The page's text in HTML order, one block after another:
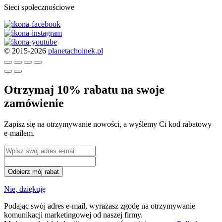
Sieci społecznościowe
© 2015-2026 planetachoinek.pl
Otrzymaj 10% rabatu na swoje
zamówienie
Zapisz się na otrzymywanie nowości, a wyślemy Ci kod rabatowy
e-mailem.
Odbierz mój rabat
Nie, dziękuję
Podając swój adres e-mail, wyrażasz zgodę na otrzymywanie
komunikacji marketingowej od naszej firmy.